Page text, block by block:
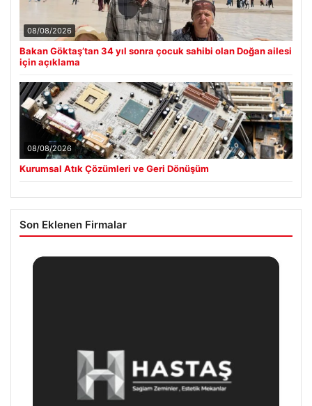
08/08/2026
Bakan Göktaş’tan 34 yıl sonra çocuk sahibi olan Doğan ailesi
için açıklama
08/08/2026
Kurumsal Atık Çözümleri ve Geri Dönüşüm
Son Eklenen Firmalar